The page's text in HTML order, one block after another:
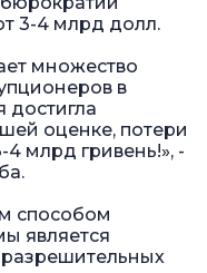
3-4 млрд долл.
множество
в
достигла
оценке, потери
млрд гривень!», -
способом
является